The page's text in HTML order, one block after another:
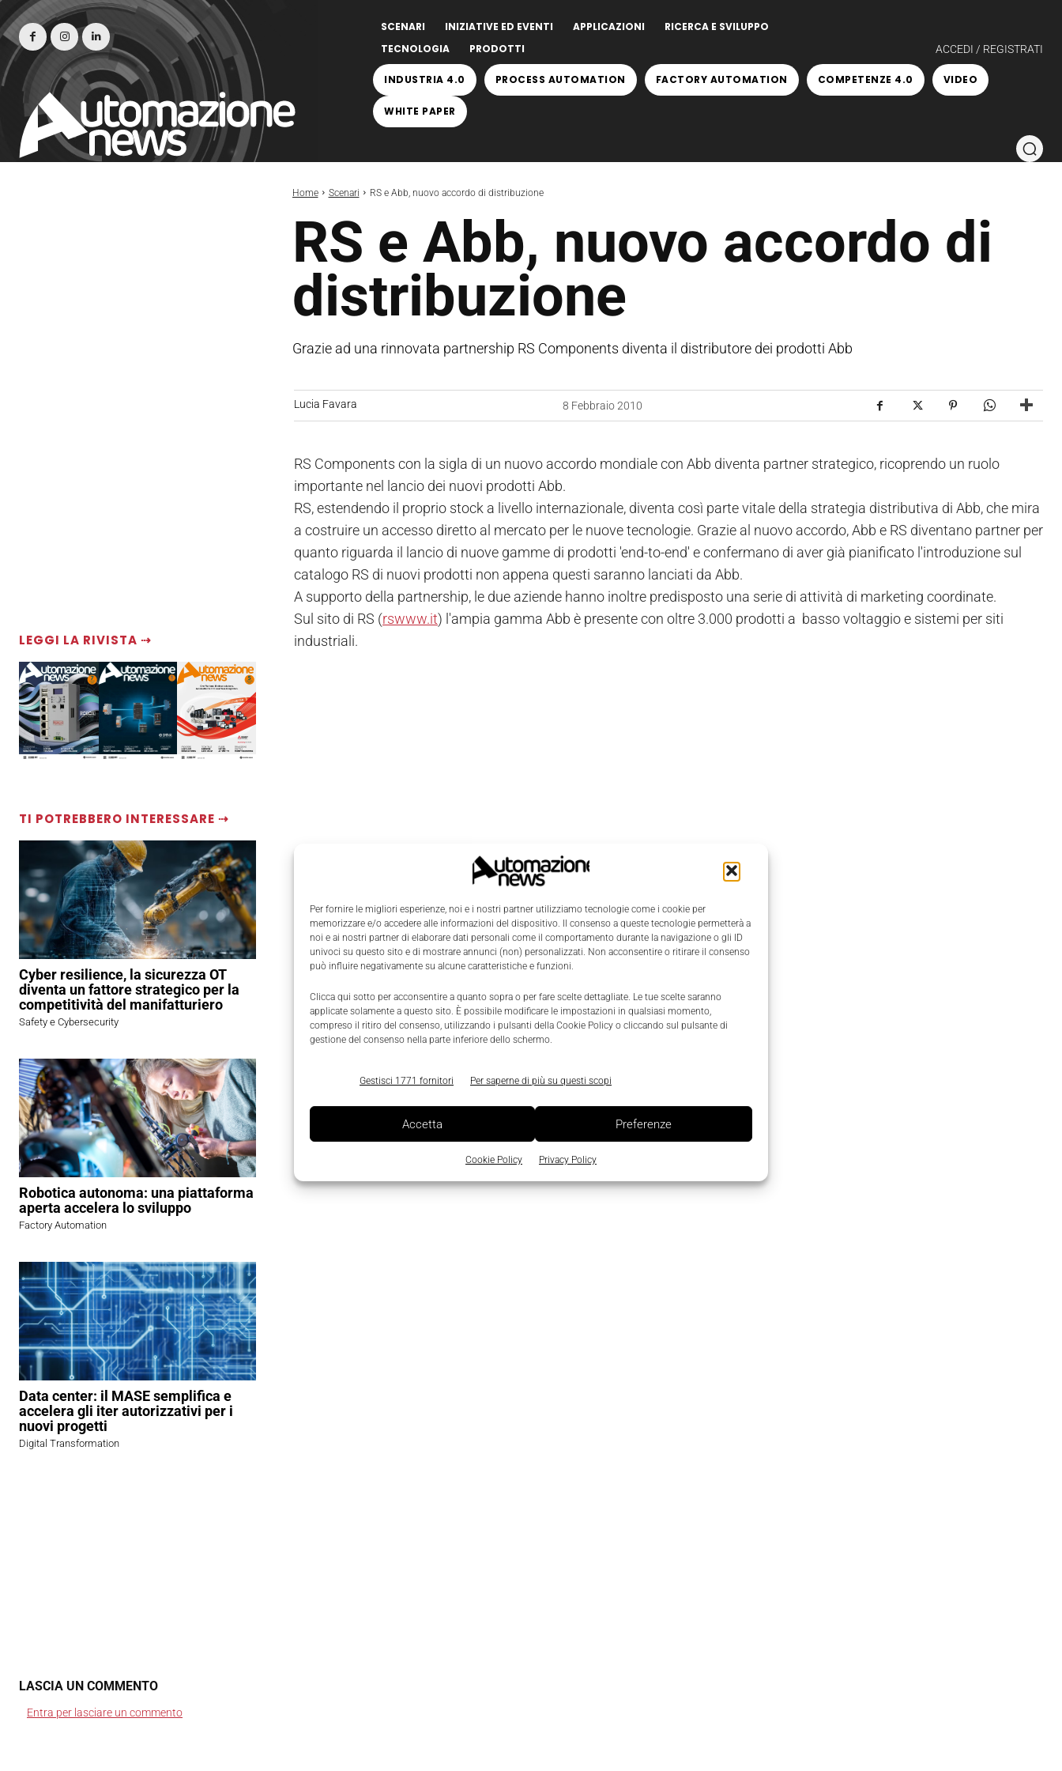
Per fornire le migliori esperienze, noi e i nostri partner utilizziamo tecnologie come i cookie per
memorizzare e/o accedere alle informazioni del dispositivo. Il consenso a queste tecnologie permetterà a
noi e ai nostri partner di elaborare dati personali come il comportamento durante la navigazione o gli ID
univoci su questo sito e di mostrare annunci (non) personalizzati. Non acconsentire o ritirare il consenso
può influire negativamente su alcune caratteristiche e funzioni.
Clicca qui sotto per acconsentire a quanto sopra o per fare scelte dettagliate. Le tue scelte saranno
applicate solamente a questo sito. È possibile modificare le impostazioni in qualsiasi momento,
compreso il ritiro del consenso, utilizzando i pulsanti della Cookie Policy o cliccando sul pulsante di
gestione del consenso nella parte inferiore dello schermo.
Gestisci 1771 fornitori Per saperne di più su questi scopi
Accetta Preferenze
Cookie Policy Privacy Policy
SCENARI INIZIATIVE ED EVENTI APPLICAZIONI
RICERCA E SVILUPPO
TECNOLOGIA
PRODOTTI ACCEDI / REGISTRATI
INDUSTRIA 4.0 PROCESS AUTOMATION FACTORY AUTOMATION COMPETENZE 4.0 VIDEO
WHITE PAPER
Home Scenari RS e Abb, nuovo accordo di distribuzione
RS e Abb, nuovo accordo di
distribuzione
Grazie ad una rinnovata partnership RS Components diventa il distributore dei prodotti Abb
LEGGI LA RIVISTA ⇢
TI POTREBBERO INTERESSARE ⇢
Cyber resilience, la sicurezza OT
diventa un fattore strategico per la
competitività del manifatturiero
Safety e Cybersecurity
Robotica autonoma: una piattaforma
aperta accelera lo sviluppo
Factory Automation
Data center: il MASE semplifica e
accelera gli iter autorizzativi per i
nuovi progetti
Digital Transformation
Lucia Favara 8 Febbraio 2010
RS Components con la sigla di un nuovo accordo mondiale con Abb diventa partner strategico, ricoprendo un ruolo
importante nel lancio dei nuovi prodotti Abb.
RS, estendendo il proprio stock a livello internazionale, diventa così parte vitale della strategia distributiva di Abb, che mira
a costruire un accesso diretto al mercato per le nuove tecnologie. Grazie al nuovo accordo, Abb e RS diventano partner per
quanto riguarda il lancio di nuove gamme di prodotti 'end-to-end' e confermano di aver già pianificato l'introduzione sul
catalogo RS di nuovi prodotti non appena questi saranno lanciati da Abb.
A supporto della partnership, le due aziende hanno inoltre predisposto una serie di attività di marketing coordinate.
Sul sito di RS (rswww.it) l'ampia gamma Abb è presente con oltre 3.000 prodotti a basso voltaggio e sistemi per siti
industriali.
LASCIA UN COMMENTO
Entra per lasciare un commento